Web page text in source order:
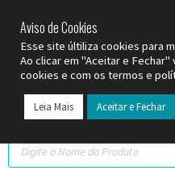
Aviso de Cookies
Esse site últiliza cookies para
Ao clicar em "Aceitar e
cookies e com os termos e
Leia Mais Aceitar e Fechar